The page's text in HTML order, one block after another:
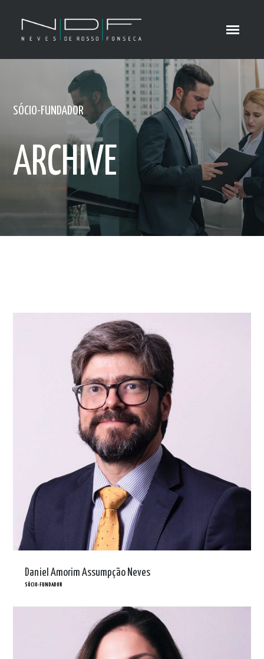
SÓCIO-FUNDADOR
ARCHIVE
Daniel Amorim Assumpção Neves
SÓCIO-FUNDADOR